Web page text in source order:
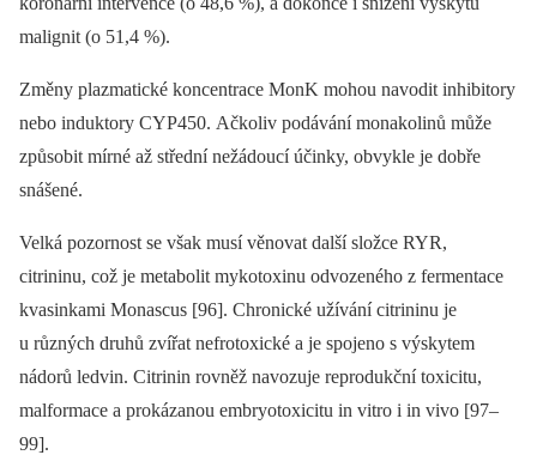
malignit (o 51,4 %).
Změny plazmatické koncentrace MonK mohou navodit inhibitory
nebo induktory CYP450. Ačkoliv podávání monakolinů může
způsobit mírné až střední nežádoucí účinky, obvykle je dobře
snášené.
Velká pozornost se však musí věnovat další složce RYR,
citrininu, což je metabolit mykotoxinu odvozeného z fermentace
kvasinkami Monascus [96]. Chronické užívání citrininu je
u různých druhů zvířat nefrotoxické a je spojeno s výskytem
nádorů ledvin. Citrinin rovněž navozuje reprodukční toxicitu,
malformace a prokázanou embryotoxicitu in vitro i in vivo [97–
99].